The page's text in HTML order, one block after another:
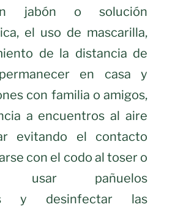
jabón o solución
el uso de mascarilla,
de la distancia de
en casa y
con familia o amigos,
a encuentros al aire
evitando el contacto
con el codo al toser o
usar pañuelos
y desinfectar las